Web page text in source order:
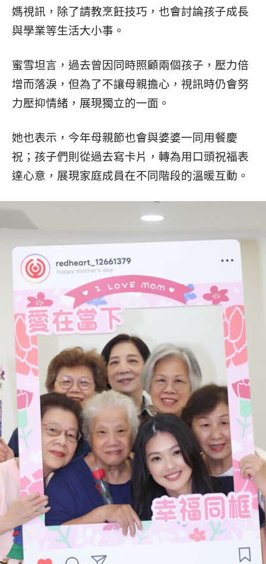
媽視訊，除了請教烹飪技巧，也會討論孩子成長
與學業等生活大小事。
蜜雪坦言，過去曾因同時照顧兩個孩子，壓力倍
增而落淚，但為了不讓母親擔心，視訊時仍會努
力壓抑情緒，展現獨立的一面。
她也表示，今年母親節也會與婆婆一同用餐慶
祝；孩子們則從過去寫卡片，轉為用口頭祝福表
達心意，展現家庭成員在不同階段的溫暖互動。